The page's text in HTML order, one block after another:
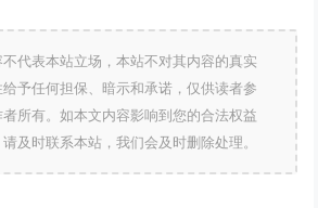
代表本站立场，本站不对其内容的真实
予任何担保、暗示和承诺，仅供读者参
所有。如本文内容影响到您的合法权益
请及时联系本站，我们会及时删除处理。